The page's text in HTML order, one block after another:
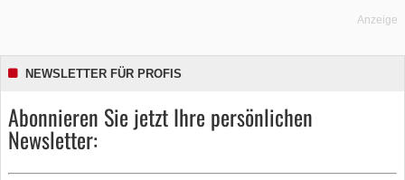
Anzeige
NEWSLETTER FÜR PROFIS
Abonnieren Sie jetzt Ihre persönlichen
Newsletter: